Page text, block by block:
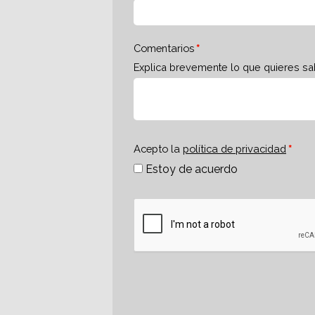
Comentarios
Explica brevemente lo que quieres
Acepto la política de privacidad
Estoy de acuerdo